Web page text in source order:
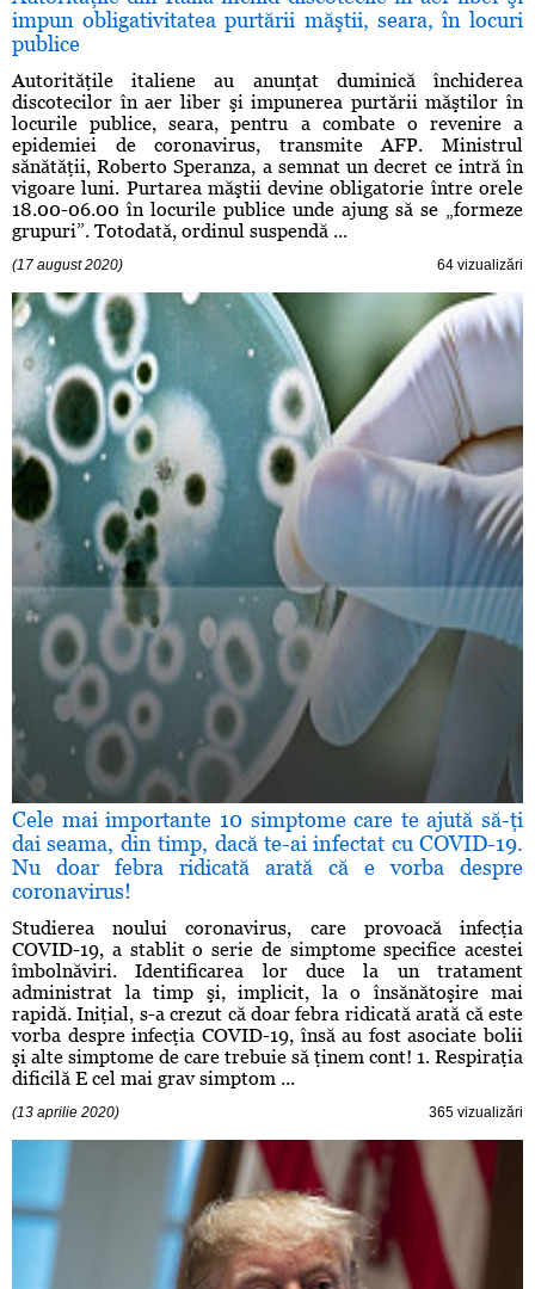
impun obligativitatea purtării măştii, seara, în locuri
publice
Autorităţile italiene au anunţat duminică închiderea
discotecilor în aer liber şi impunerea purtării măştilor în
locurile publice, seara, pentru a combate o revenire a
epidemiei de coronavirus, transmite AFP. Ministrul
sănătăţii, Roberto Speranza, a semnat un decret ce intră în
vigoare luni. Purtarea măştii devine obligatorie între orele
18.00-06.00 în locurile publice unde ajung să se „formeze
grupuri”. Totodată, ordinul suspendă ...
(17 august 2020) 64 vizualizări
Cele mai importante 10 simptome care te ajută să-ţi
dai seama, din timp, dacă te-ai infectat cu COVID-19.
Nu doar febra ridicată arată că e vorba despre
coronavirus!
Studierea noului coronavirus, care provoacă infecţia
COVID-19, a stablit o serie de simptome specifice acestei
îmbolnăviri. Identificarea lor duce la un tratament
administrat la timp şi, implicit, la o însănătoşire mai
rapidă. Iniţial, s-a crezut că doar febra ridicată arată că este
vorba despre infecţia COVID-19, însă au fost asociate bolii
şi alte simptome de care trebuie să ţinem cont! 1. Respiraţia
dificilă E cel mai grav simptom ...
(13 aprilie 2020) 365 vizualizări